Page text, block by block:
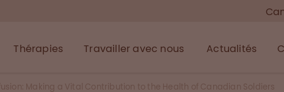
Thérapies Travailler avec nous Actualités
Making a Vital Contribution to the Health of Canadian Soldiers